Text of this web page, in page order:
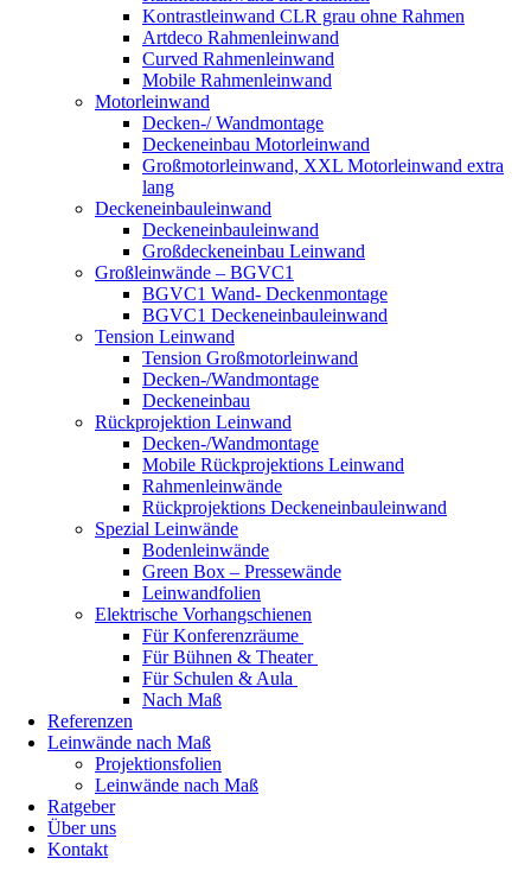
Kontrastleinwand CLR grau ohne Rahmen
Artdeco Rahmenleinwand
Curved Rahmenleinwand
Mobile Rahmenleinwand
Motorleinwand
Decken-/ Wandmontage
Deckeneinbau Motorleinwand
Großmotorleinwand, XXL Motorleinwand extra
lang
Deckeneinbauleinwand
Deckeneinbauleinwand
Großdeckeneinbau Leinwand
Großleinwände – BGVC1
BGVC1 Wand- Deckenmontage
BGVC1 Deckeneinbauleinwand
Tension Leinwand
Tension Großmotorleinwand
Decken-/Wandmontage
Deckeneinbau
Rückprojektion Leinwand
Decken-/Wandmontage
Mobile Rückprojektions Leinwand
Rahmenleinwände
Rückprojektions Deckeneinbauleinwand
Spezial Leinwände
Bodenleinwände
Green Box – Pressewände
Leinwandfolien
Elektrische Vorhangschienen
Für Konferenzräume
Für Bühnen & Theater
Für Schulen & Aula
Nach Maß
Referenzen
Leinwände nach Maß
Projektionsfolien
Leinwände nach Maß
Ratgeber
Über uns
Kontakt